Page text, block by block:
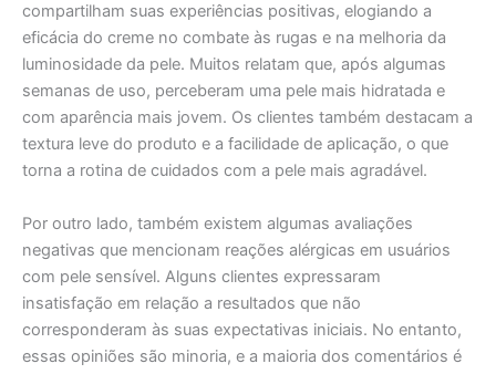
compartilham suas experiências positivas, elogiando a
eficácia do creme no combate às rugas e na melhoria da
luminosidade da pele. Muitos relatam que, após algumas
semanas de uso, perceberam uma pele mais hidratada e
com aparência mais jovem. Os clientes também destacam a
textura leve do produto e a facilidade de aplicação, o que
torna a rotina de cuidados com a pele mais agradável.
Por outro lado, também existem algumas avaliações
negativas que mencionam reações alérgicas em usuários
com pele sensível. Alguns clientes expressaram
insatisfação em relação a resultados que não
corresponderam às suas expectativas iniciais. No entanto,
essas opiniões são minoria, e a maioria dos comentários é